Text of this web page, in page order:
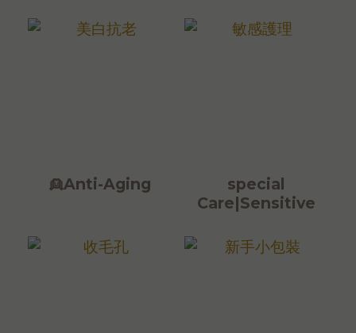
燃燒時間｜約30分鐘
*大量採購，歡迎 LINE: @aimershine 洽詢
👱Anti-Aging
special
Care|Sensitive